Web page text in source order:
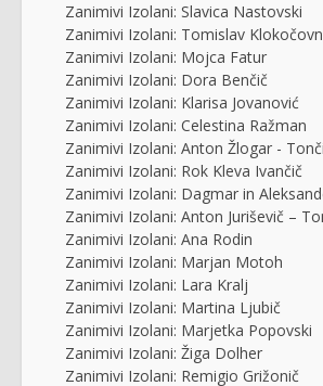
Zanimivi Izolani: Slavica Nastovski
Zanimivi Izolani: Tomislav
Zanimivi Izolani: Mojca Fatur
Zanimivi Izolani: Dora Benčič
Zanimivi Izolani: Klarisa Jovanović
Zanimivi Izolani: Celestina Ražman
Zanimivi Izolani: Anton Žlogar - Tonči
Zanimivi Izolani: Rok Kleva Ivančič
Zanimivi Izolani: Dagmar in
Zanimivi Izolani: Anton Juriševič –
Zanimivi Izolani: Ana Rodin
Zanimivi Izolani: Marjan Motoh
Zanimivi Izolani: Lara Kralj
Zanimivi Izolani: Martina Ljubič
Zanimivi Izolani: Marjetka Popovski
Zanimivi Izolani: Žiga Dolher
Zanimivi Izolani: Remigio Grižonič